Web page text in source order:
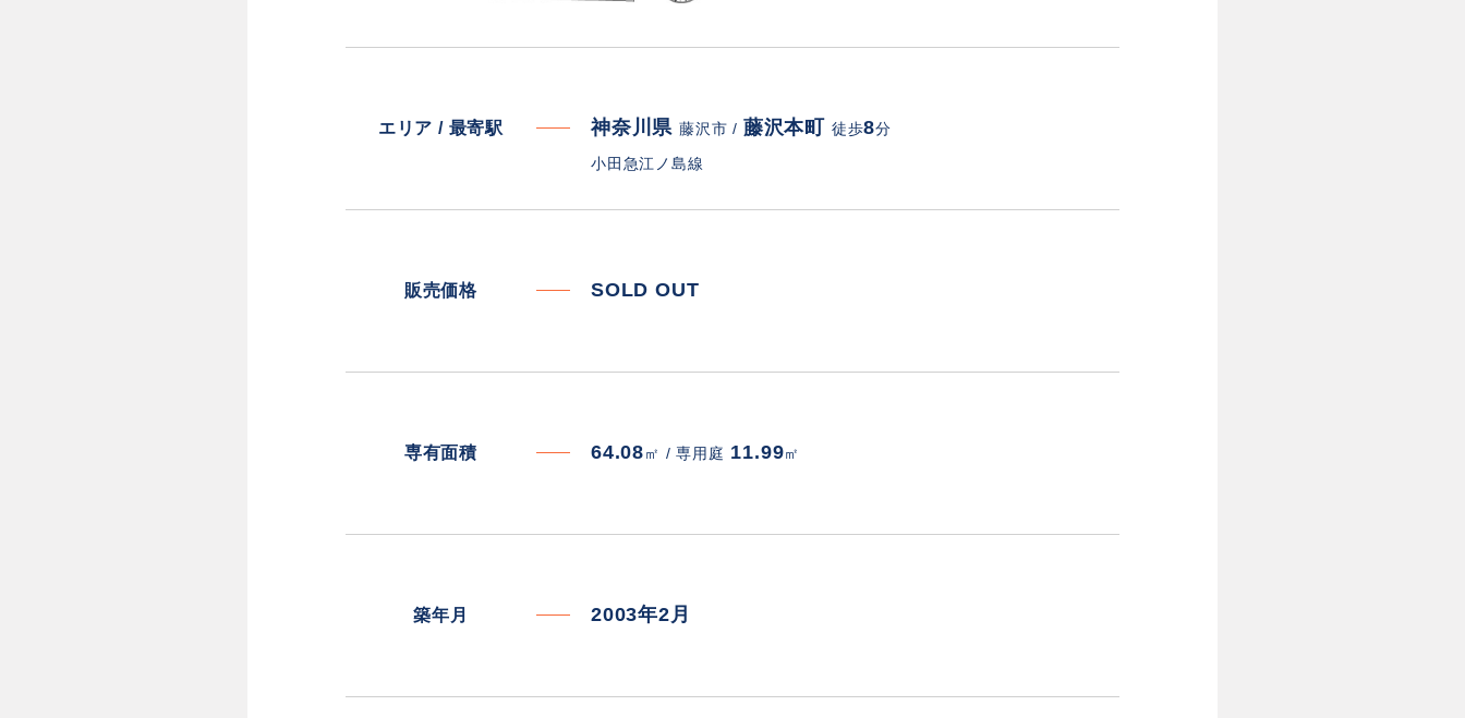
エリア / 最寄駅 神奈川県 藤沢市 / 藤沢本町 徒歩8分
小田急江ノ島線
販売価格 SOLD OUT
専有面積 64.08㎡ /専用庭 11.99㎡
築年月 2003年2月